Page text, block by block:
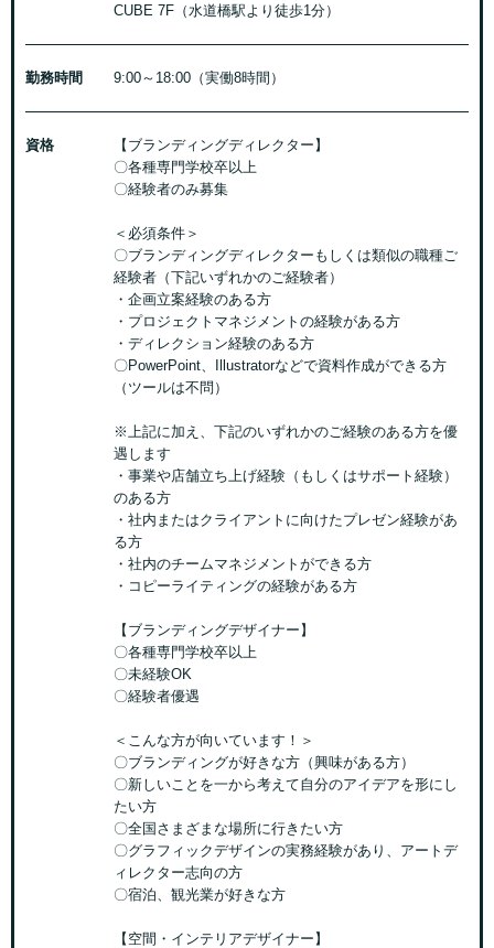
CUBE 7F（水道橋駅より徒歩1分）
勤務時間 9:00～18:00（実働8時間）
資格
【ブランディングディレクター】
〇各種専門学校卒以上
〇経験者のみ募集
＜必須条件＞
〇ブランディングディレクターもしくは類似の職種ご
経験者（下記いずれかのご経験者）
・企画立案経験のある方
・プロジェクトマネジメントの経験がある方
・ディレクション経験のある方
〇PowerPoint、Illustratorなどで資料作成ができる方
（ツールは不問）
※上記に加え、下記のいずれかのご経験のある方を優
遇します
・事業や店舗立ち上げ経験（もしくはサポート経験）
のある方
・社内またはクライアントに向けたプレゼン経験があ
る方
・社内のチームマネジメントができる方
・コピーライティングの経験がある方
【ブランディングデザイナー】
〇各種専門学校卒以上
〇未経験OK
〇経験者優遇
＜こんな方が向いています！＞
〇ブランディングが好きな方（興味がある方）
〇新しいことを一から考えて自分のアイデアを形にし
たい方
〇全国さまざまな場所に行きたい方
〇グラフィックデザインの実務経験があり、アートデ
ィレクター志向の方
〇宿泊、観光業が好きな方
【空間・インテリアデザイナー】